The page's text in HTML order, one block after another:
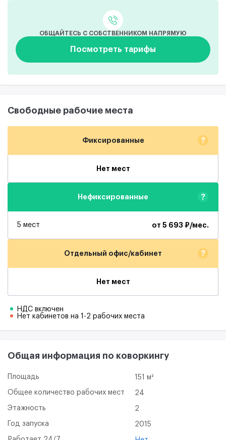
ОБЩАЙТЕСЬ С СОБСТВЕННИКОМ НАПРЯМУЮ
Посмотреть тарифы
Свободные рабочие места
Фиксированные ?
Нет мест
Нефиксированные ?
5 мест от 5 693 ₽/мес.
Отдельный офис/кабинет ?
Нет мест
НДС включен
Нет кабинетов на 1-2 рабочих места
Общая информация по коворкингу
Площадь 151 м²
Общее количество рабочих мест 24
Этажность 2
Год запуска 2015